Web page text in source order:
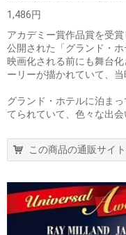
1,486円
アカデミー賞作品賞を受
公開された「グランド・
映画化される前にも舞台
ーリーが描かれていて、
グランド・ホテルに泊ま
てられていて、色々な出
この商品の通販サイ